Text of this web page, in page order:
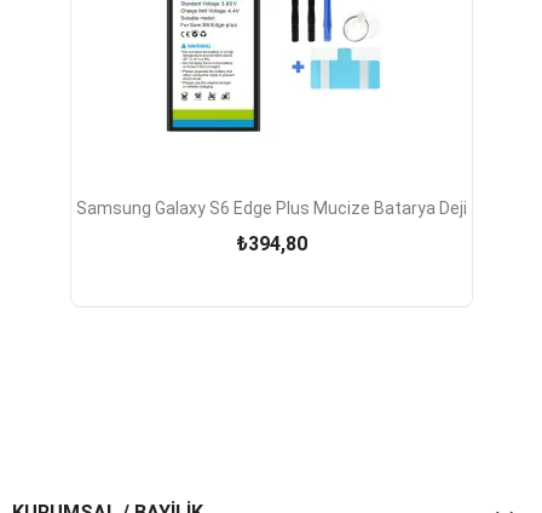
Samsung Galaxy S6 Edge Plus Mucize Batarya Deji
₺394,80